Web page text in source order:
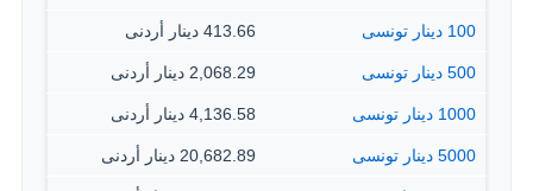
100 دينار تونسى 413.66 دينار أردنى
500 دينار تونسى 2,068.29 دينار أردنى
1000 دينار تونسى 4,136.58 دينار أردنى
5000 دينار تونسى 20,682.89 دينار أردنى